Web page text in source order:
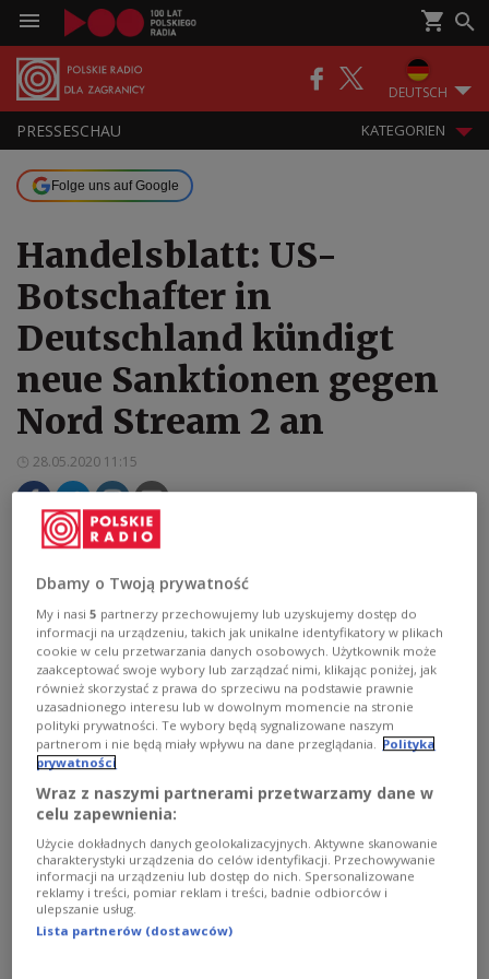
DEUTSCH
PRESSESCHAU KATEGORIEN
Folge uns auf Google
Handelsblatt: US-
Botschafter in
Deutschland kündigt
neue Sanktionen gegen
Nord Stream 2 an
28.05.2020 11:15
"Deutschland muss aufhören, das Biest zu
füttern, während es gleichzeitig nicht genug an
betont haben.
Dbamy o Twoją prywatność
My i nasi5 partnerzy przechowujemy lub uzyskujemy dostęp do
informacji na urządzeniu, takich jak unikalne identyfikatory w plikach
cookie w celu przetwarzania danych osobowych. Użytkownik może
zaakceptować swoje wybory lub zarządzać nimi, klikając poniżej, jak
również skorzystać z prawa do sprzeciwu na podstawie prawnie
uzasadnionego interesu lub w dowolnym momencie na stronie
polityki prywatności. Te wybory będą sygnalizowane naszym
partnerom i nie będą miały wpływu na dane przeglądania. Polityka
prywatności
Wraz z naszymi partnerami przetwarzamy dane w
celu zapewnienia:
Użycie dokładnych danych geolokalizacyjnych. Aktywne skanowanie
charakterystyki urządzenia do celów identyfikacji. Przechowywanie
informacji na urządzeniu lub dostęp do nich. Spersonalizowane
reklamy i treści, pomiar reklam i treści, badnie odbiorców i
ulepszanie usług.
Lista partnerów (dostawców)